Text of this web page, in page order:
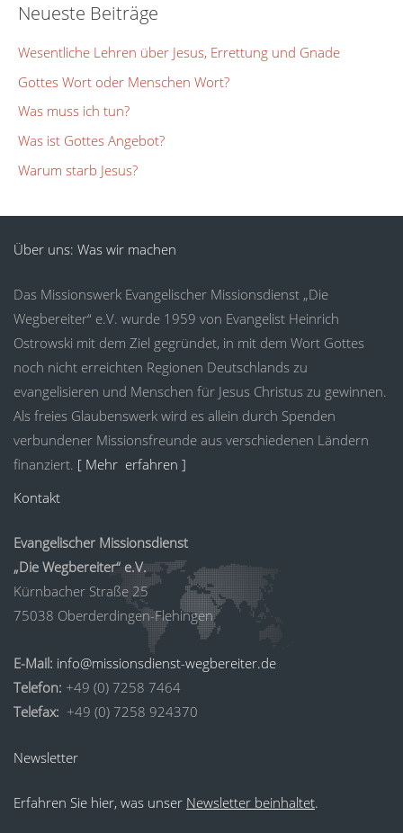
Neueste Beiträge
Wesentliche Lehren über Jesus, Errettung und Gnade
Gottes Wort oder Menschen Wort?
Was muss ich tun?
Was ist Gottes Angebot?
Warum starb Jesus?
Über uns: Was wir machen
Das Missionswerk Evangelischer Missionsdienst „Die
Wegbereiter“ e.V. wurde 1959 von Evangelist Heinrich
Ostrowski mit dem Ziel gegründet, in mit dem Wort Gottes
noch nicht erreichten Regionen Deutschlands zu
evangelisieren und Menschen für Jesus Christus zu gewinnen.
Als freies Glaubenswerk wird es allein durch Spenden
verbundener Missionsfreunde aus verschiedenen Ländern
finanziert. [ Mehr erfahren ]
Kontakt
Evangelischer Missionsdienst
„Die Wegbereiter“ e.V.
Kürnbacher Straße 25
75038 Oberderdingen-Flehingen
E-Mail: info@missionsdienst-wegbereiter.de
Telefon: +49 (0) 7258 7464
Telefax: +49 (0) 7258 924370
Newsletter
Erfahren Sie hier, was unser Newsletter beinhaltet.